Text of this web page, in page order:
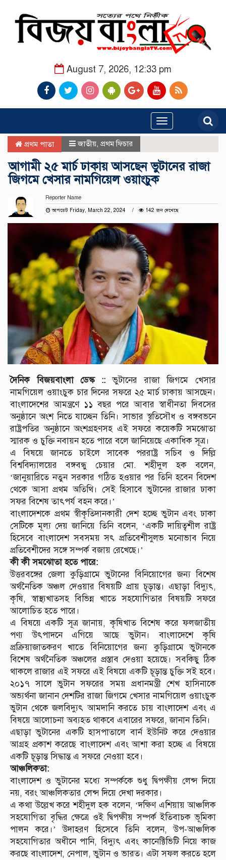
August 7, 2026, 12:33 pm
Toggle
navigation
প্রথম পাতা জাতীয় প্রথম ফিচার
আগামী ২৫ মার্চ ঢাকায় আসছেন ভুটানের রাজা
জিগমে খেসার নামগিয়েল ওয়াংচুক
Reporter Name
আপডেট Friday, March 22, 2024
142 জন দেখেছে
দৈনিক বিজয়বাংলা ডেস্ক ::ভুটানের রাজা জিগমে খেসার
নামগিয়েল ওয়াংচুক চার দিনের সফরে ২৫ মার্চ ঢাকায় আসছেন।
বাংলাদেশের আমন্ত্রণে ১১ বছর পরে আবার স্বাধীনতা দিবসের
অনুষ্ঠানে অংশ নিতে যাচ্ছেন তিনি। সাভার স্বৃতিসৌধ ও বঙ্গবভনে
রাষ্ট্রপতির অনুষ্ঠানে অংশগ্রহণসহ এই সফরে কয়েকটি সমঝোতা
স্মারক ও চুক্তি নবায়ন হতে পারে বলে জানিয়েছে একাধিক সূত্র।
এ বিষয়ে জানতে চাইলে সাবেক পররাষ্ট্র সচিব ও দিল্লি
বিশ্ববিদ্যালয়ের বঙ্গবন্ধু চেয়ার মো. শহীদুল হক বলেন,
‘জানুয়ারিতে নতুন সরকার গঠিত হওয়ার পর তিনি হবেন বিদেশ
থেকে আসা প্রথম অতিথি। সেই হিসাবে ভুটানের রাজার ঢাকা
সফর বিশেষ তাৎপর্য বহন করে।’
বাংলাদেশকে প্রথম স্বীকৃতিদানকারী দেশ হচ্ছে ভুটান এবং ঢাকা
সেটিকে মূল্য দেয় জানিয়ে তিনি বলেন, ‘একটি দায়িত্বশীল রাষ্ট্র
হিসেবে বাংলাদেশ সবসময় সৎ প্রতিবেশীসুলভ মনোভাব নিয়ে
প্রতিবেশীদের সঙ্গে সম্পর্ক বজায় রেখেছে।’
কী কী সমঝোতা হতে পারে:
উত্তরবঙ্গের জেলা কুড়িগ্রামে ভুটানের বিনিয়োগের জন্য বিশেষ
অর্থনৈতিক অঞ্চল দেওয়ার বিষয়টি প্রায় চূড়ান্ত। এছাড়া বিদ্যুৎ,
কৃষি, স্বাস্থ্যখাতসহ বিভিন্ন খাতে সহযোগিতার বিষয়টি সফরে
আলোচিত হতে পারে।
এ বিষয়ে একটি সূত্র জানায়, কৃষিখাত বিশেষ করে ফলজাতীয়
পণ্য উৎপাদনে এগিয়ে আছে ভুটান। বাংলাদেশে কৃষি
প্রক্রিয়াজাতকরণ খাতে বিনিয়োগের জন্য কুড়িগ্রামে ভুটানকে
বিশেষ অর্থনৈতিক অঞ্চলের প্রস্তাব দেওয়া হয়েছে। সবকিছু ঠিক
থাকলে রাজার এই সফরে এই বিষয়ে একটি চূড়ান্ত চুক্তি সই হবে।
২০১৭ সালে ভুটান সফরের সময় প্রধানমন্ত্রী শেখ হাসিনাকে
অভ্যর্থনা জানান দেশটির রাজা জিগমে খেসার নামগিয়েল ওয়াংচুক
ভুটান থেকে জলবিদ্যুৎ আমদানি করতে চায় বাংলাদেশ এবং এ
বিষয়ে আলোচনা অব্যহত থাকবে এবারের সফরে, জানান তিনি।
এছাড়া ভুটানের একটি হাসপাতালে বার্ন ইউনিট করে দেওয়ার
আগ্রহ প্রকাশ করেছে বাংলাদেশ এবং আশা করা হচ্ছে এ বিষয়ে
একটি চূড়ান্ত সিদ্ধান্ত এ সফরে নেওয়া হবে।
আঞ্চলিকতা:
বাংলাদেশ ও ভুটানের মধ্যে সম্পর্ককে শুধু দ্বিপক্ষীয় লেন্স দিয়ে
নয়, বরং আঞ্চলিকতার লেন্স দিয়ে দেখা দরকার।
এ কথা উল্লেখ করে শহীদুল হক বলেন, ‘দক্ষিণ এশিয়ায় আঞ্চলিক
সহযোগিতা বৃদ্ধির ক্ষেত্রে ওই দ্বিপক্ষীয় সম্পর্ক ইতিবাচক ভূমিকা
পালন করে।’ উদাহরণ হিসেবে তিনি বলেন, উপ-আঞ্চলিক
সহযোগিতার অধীনে পানি, বিদ্যুৎ এবং কানেক্টিভিটি নিয়ে কাজ
করছে বাংলাদেশ, নেপাল, ভুটান ও ভারত। এটা সফল করতে হলে